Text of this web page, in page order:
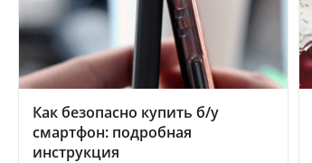
Как безопасно купить б/у
смартфон: подробная
инструкция